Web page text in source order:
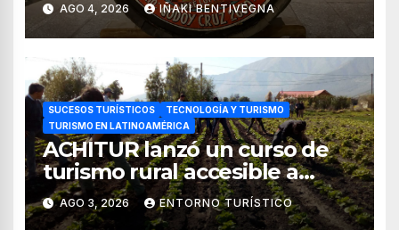
AGO 4, 2026 IÑAKI BENTIVEGNA
SUCESOS TURÍSTICOS
TECNOLOGÍA Y TURISMO
TURISMO EN LATINOAMÉRICA
ACHITUR lanzó un curso de
turismo rural accesible a
través de WhatsApp
AGO 3, 2026 ENTORNO TURÍSTICO